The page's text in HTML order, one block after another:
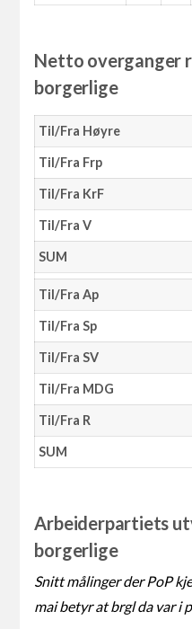
Netto overganger
borgerlige
Til/Fra Høyre
Til/Fra Frp
Til/Fra KrF
Til/Fra V
SUM
Til/Fra Ap
Til/Fra Sp
Til/Fra SV
Til/Fra MDG
Til/Fra R
SUM
Arbeiderpartiets
borgerlige
Snitt målinger der PoP
mai betyr at brgl da var i